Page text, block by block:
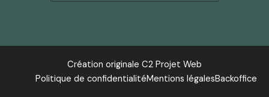
Création originale C2 Projet Web
Politique de confidentialitéMentions légalesBackoffice